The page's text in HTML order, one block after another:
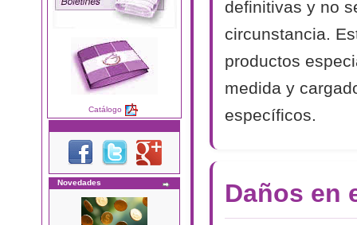
Catálogo
Novedades
definitivas y no
circunstancia.
productos
medida y
específicos.
Daños en